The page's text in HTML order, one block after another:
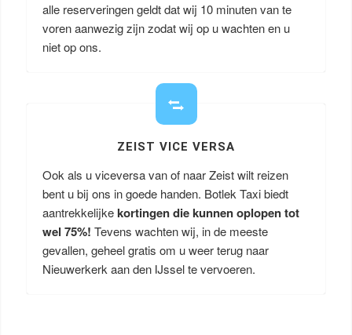
alle reserveringen geldt dat wij 10 minuten van te
voren aanwezig zijn zodat wij op u wachten en u
niet op ons.
ZEIST VICE VERSA
Ook als u viceversa van of naar Zeist wilt reizen
bent u bij ons in goede handen. Botlek Taxi biedt
aantrekkelijkekortingen die kunnen oplopen tot
wel 75%! Tevens wachten wij, in de meeste
gevallen, geheel gratis om u weer terug naar
Nieuwerkerk aan den IJssel te vervoeren.